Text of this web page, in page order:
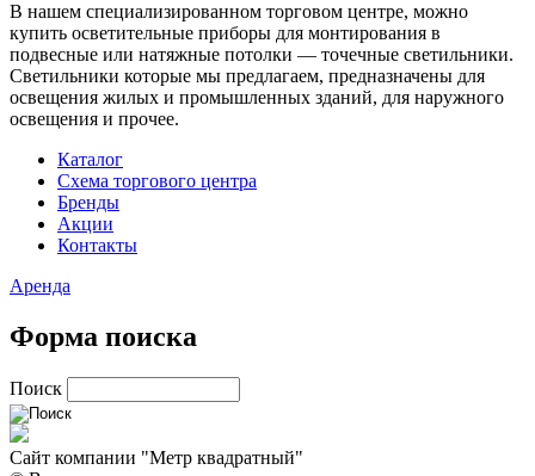
В нашем специализированном торговом центре, можно
купить осветительные приборы для монтирования в
подвесные или натяжные потолки — точечные светильники.
Светильники которые мы предлагаем, предназначены для
освещения жилых и промышленных зданий, для наружного
освещения и прочее.
Каталог
Схема торгового центра
Бренды
Акции
Контакты
Аренда
Форма поиска
Поиск
Сайт компании "Метр квадратный"